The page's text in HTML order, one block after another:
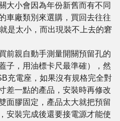
大小會因為年份新舊而有不同
車廠類別來選購，買回去往往
是太小，而出現裝不上去的窘
前親自動手測量開關預留孔的
子，用油標卡尺最準確），然
充電座，如果沒有規格完全對
差一點的產品，安裝時再修改
面膠固定，產品太大就把預留
安裝完成後還要接電源才能使